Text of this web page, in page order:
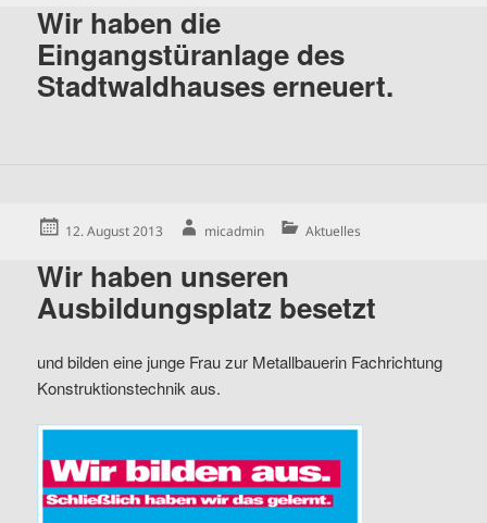
Wir haben die
Eingangstüranlage des
Stadtwaldhauses erneuert.
Posted
12. August 2013 Author
micadmin Categories
Aktuelles
Wir haben unseren
Ausbildungsplatz besetzt
und bilden eine junge Frau zur Metallbauerin Fachrichtung
Konstruktionstechnik aus.